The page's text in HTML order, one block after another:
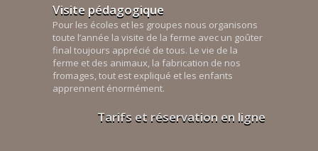
Visite pédagogique
Pour les écoles et les groupes nous organisons
toute l’année la visite de la ferme avec un goûter
final toujours apprécié de tous. Le vie de la
ferme et des animaux, la fabrication de nos
fromages, tout est expliqué et les enfants
apprennent énormément.
Tarifs et réservation en ligne